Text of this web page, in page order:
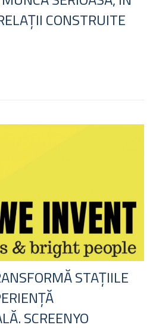
CONSTRUITE
STAȚIILE
SCREENYO